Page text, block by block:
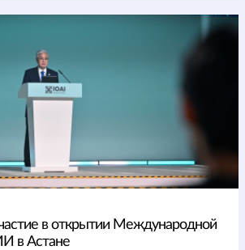
в открытии Международной
в Астане